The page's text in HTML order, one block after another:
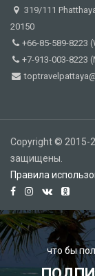
319/111
20150
+66-85-589-8223
+7-913-003-8223
Copyright © 2015-
защищены.
Правила
что бы